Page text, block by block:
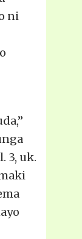
ni
3, uk.